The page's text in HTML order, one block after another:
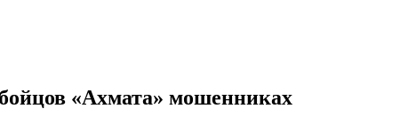
«Ахмата» мошенниках